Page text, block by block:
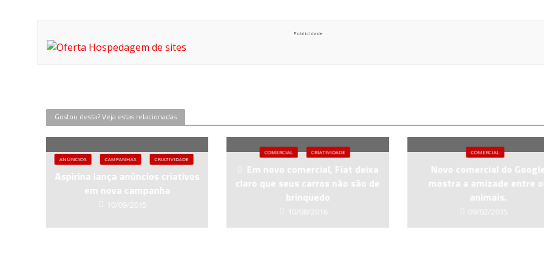
Publicidade
Gostou desta? Veja estas relacionadas
ANÚNCIOS CAMPANHAS CRIATIVIDADE
Aspirina lança anúncios criativos
em nova campanha
10/09/2015
COMERCIAL CRIATIVIDADE
Em novo comercial, Fiat deixa
claro que seus carros não são de
brinquedo
COMERCIAL
Novo comercial do
mostra a amizade entre
animais.